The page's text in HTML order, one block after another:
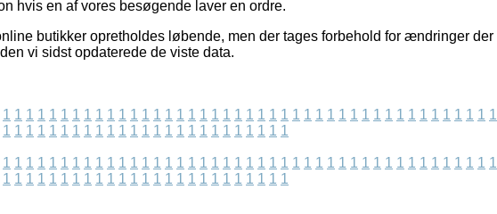
hvis en af vores besøgende laver en ordre.
butikker opretholdes løbende, men der tages forbehold for ændringer der
vi sidst opdaterede de viste data.
1 1 1 1 1 1 1 1 1 1 1 1 1 1 1 1 1 1 1 1 1 1 1 1 1 1 1 1 1 1 1 1 1 1 1 1 1 1 1 1 1 1 1
1 1 1 1 1 1 1 1 1 1 1 1 1 1 1 1 1 1 1 1 1 1 1 1 1
1 1 1 1 1 1 1 1 1 1 1 1 1 1 1 1 1 1 1 1 1 1 1 1 1 1 1 1 1 1 1 1 1 1 1 1 1 1 1 1 1 1 1
1 1 1 1 1 1 1 1 1 1 1 1 1 1 1 1 1 1 1 1 1 1 1 1 1